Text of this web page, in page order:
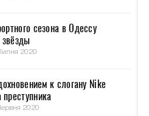
сезона в Одессу
2020
к слогану Nike
2020